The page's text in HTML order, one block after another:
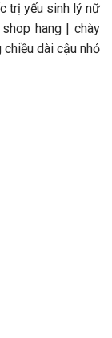
trị yếu sinh lý nữ
hang | chày
dài cậu nhỏ